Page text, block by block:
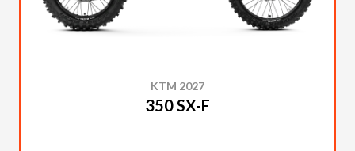
KTM 2027
350 SX-F